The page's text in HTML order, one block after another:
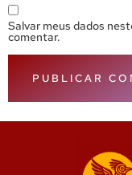
Salvar meus dados
comentar.